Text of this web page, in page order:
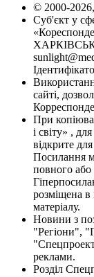
© 2000-
Суб'єкт у
сайті,
При
і світу» ,
відкрите
Посилання
повного або
розміщена в
матеріалу.
Новини з
"Регіони",
реклами.
Розділ